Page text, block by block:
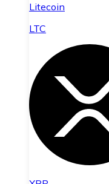
Litecoin
LTC